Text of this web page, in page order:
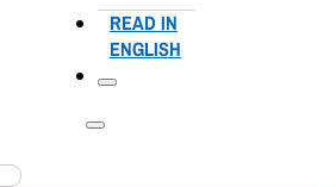
READ IN
ENGLISH